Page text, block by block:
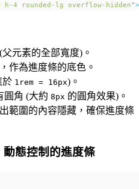
4 rounded-lg overflow-hidden">
(父元素的全部寬度)。
作為進度條的底色。
於 1rem = 16px)。
圓角 (大約 8px 的圓角效果)。
出範圍的內容隱藏，確保進度條
態控制的進度條